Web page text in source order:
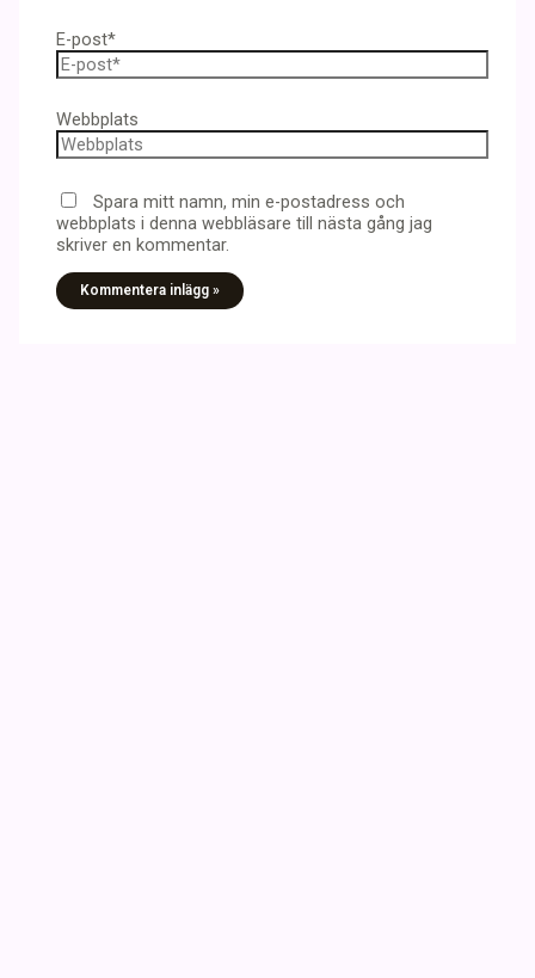
E-post*
Webbplats
Spara mitt namn, min e-postadress och
webbplats i denna webbläsare till nästa gång jag
skriver en kommentar.